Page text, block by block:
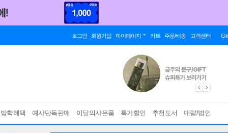
로그인 회원가입 마이페이지 카트 주문/배송 고객센터
학혜택 예사단독판매 이달의사은품 특가할인 추천도서 대량/법인